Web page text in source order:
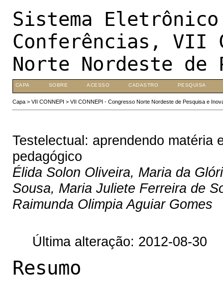
Sistema
Conferências, VII
Norte Nordeste de
CAPA SOBRE ACESSO CADASTRO PESQUISA
Capa> VII CONNEPI > VII CONNEPI - Congresso Norte Nordeste de Pesquisa e
Testelectual: aprendendo matéria
pedagógico
Élida Solon Oliveira, Maria da
Sousa, Maria Juliete Ferreira de
Raimunda Olimpia Aguiar Gomes
Última alteração: 2012-08-30
Resumo